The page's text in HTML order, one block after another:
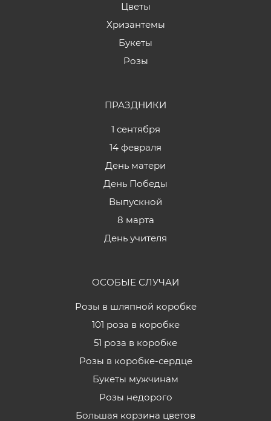
Цветы
Хризантемы
Букеты
Розы
ПРАЗДНИКИ
1 сентября
14 февраля
День матери
День Победы
Выпускной
8 марта
День учителя
ОСОБЫЕ СЛУЧАИ
Розы в шляпной коробке
101 роза в коробке
51 роза в коробке
Розы в коробке-сердце
Букеты мужчинам
Розы недорого
Большая корзина цветов